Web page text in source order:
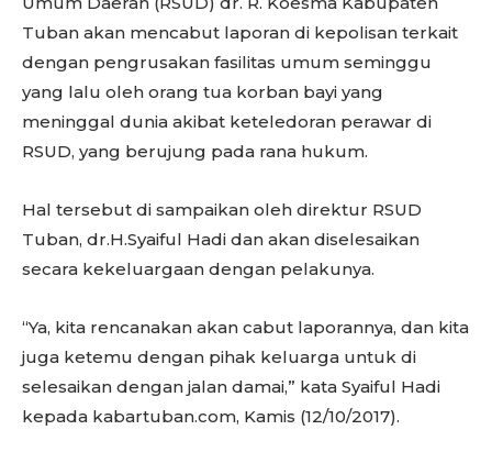
Tuban akan mencabut laporan di kepolisan terkait
dengan pengrusakan fasilitas umum seminggu
yang lalu oleh orang tua korban bayi yang
meninggal dunia akibat keteledoran perawar di
RSUD, yang berujung pada rana hukum.
Hal tersebut di sampaikan oleh direktur RSUD
Tuban, dr.H.Syaiful Hadi dan akan diselesaikan
secara kekeluargaan dengan pelakunya.
“Ya, kita rencanakan akan cabut laporannya, dan kita
juga ketemu dengan pihak keluarga untuk di
selesaikan dengan jalan damai,” kata Syaiful Hadi
kepada kabartuban.com, Kamis (12/10/2017).